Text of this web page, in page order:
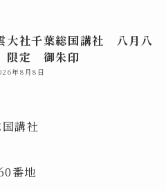
大社千葉総国講社 八月八
限定 御朱印
年8月8日
講社
番地